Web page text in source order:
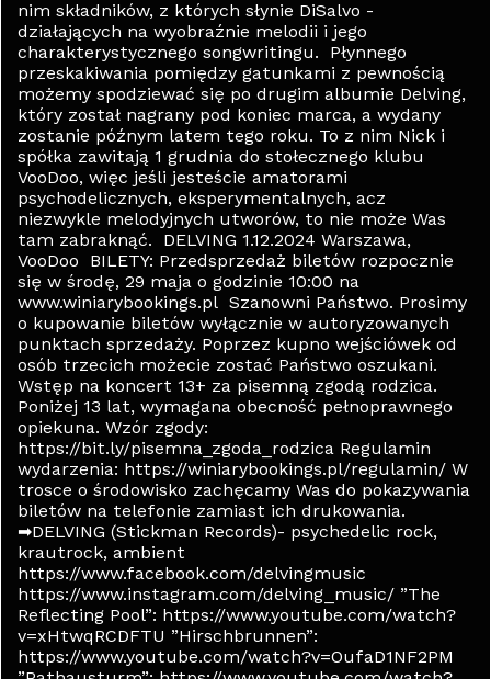
nim składników, z których słynie DiSalvo -
działających na wyobraźnie melodii i jego
charakterystycznego songwritingu. Płynnego
przeskakiwania pomiędzy gatunkami z pewnością
możemy spodziewać się po drugim albumie Delving,
który został nagrany pod koniec marca, a wydany
zostanie późnym latem tego roku. To z nim Nick i
spółka zawitają 1 grudnia do stołecznego klubu
VooDoo, więc jeśli jesteście amatorami
psychodelicznych, eksperymentalnych, acz
niezwykle melodyjnych utworów, to nie może Was
tam zabraknąć. DELVING 1.12.2024 Warszawa,
VooDoo BILETY: Przedsprzedaż biletów rozpocznie
się w środę, 29 maja o godzinie 10:00 na
www.winiarybookings.pl Szanowni Państwo. Prosimy
o kupowanie biletów wyłącznie w autoryzowanych
punktach sprzedaży. Poprzez kupno wejściówek od
osób trzecich możecie zostać Państwo oszukani.
Wstęp na koncert 13+ za pisemną zgodą rodzica.
Poniżej 13 lat, wymagana obecność pełnoprawnego
opiekuna. Wzór zgody:
https://bit.ly/pisemna_zgoda_rodzica Regulamin
wydarzenia: https://winiarybookings.pl/regulamin/ W
trosce o środowisko zachęcamy Was do pokazywania
biletów na telefonie zamiast ich drukowania.
➡DELVING (Stickman Records)- psychedelic rock,
krautrock, ambient
https://www.facebook.com/delvingmusic
https://www.instagram.com/delving_music/ ”The
Reflecting Pool”: https://www.youtube.com/watch?
v=xHtwqRCDFTU ”Hirschbrunnen”:
https://www.youtube.com/watch?v=OufaD1NF2PM